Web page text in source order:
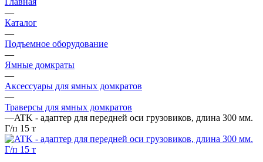
—
Каталог
—
Подъемное оборудование
—
Ямные домкраты
—
Аксессуары для ямных домкратов
—
Траверсы для ямных домкратов
—ATK - адаптер для передней оси грузовиков, длина 300 мм.
Г/п 15 т